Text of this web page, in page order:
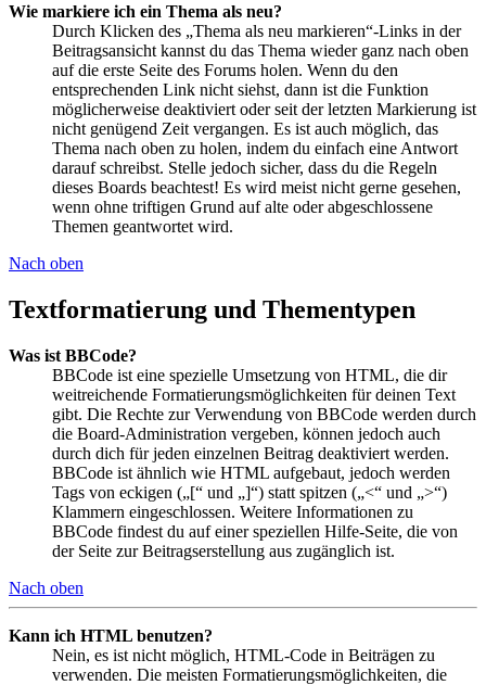
Wie markiere ich ein Thema als neu?
Durch Klicken des „Thema als neu markieren“-Links in der
Beitragsansicht kannst du das Thema wieder ganz nach oben
auf die erste Seite des Forums holen. Wenn du den
entsprechenden Link nicht siehst, dann ist die Funktion
möglicherweise deaktiviert oder seit der letzten Markierung ist
nicht genügend Zeit vergangen. Es ist auch möglich, das
Thema nach oben zu holen, indem du einfach eine Antwort
darauf schreibst. Stelle jedoch sicher, dass du die Regeln
dieses Boards beachtest! Es wird meist nicht gerne gesehen,
wenn ohne triftigen Grund auf alte oder abgeschlossene
Themen geantwortet wird.
Nach oben
Textformatierung und Thementypen
Was ist BBCode?
BBCode ist eine spezielle Umsetzung von HTML, die dir
weitreichende Formatierungsmöglichkeiten für deinen Text
gibt. Die Rechte zur Verwendung von BBCode werden durch
die Board-Administration vergeben, können jedoch auch
durch dich für jeden einzelnen Beitrag deaktiviert werden.
BBCode ist ähnlich wie HTML aufgebaut, jedoch werden
Tags von eckigen („[“ und „]“) statt spitzen („<“ und „>“)
Klammern eingeschlossen. Weitere Informationen zu
BBCode findest du auf einer speziellen Hilfe-Seite, die von
der Seite zur Beitragserstellung aus zugänglich ist.
Nach oben
Kann ich HTML benutzen?
Nein, es ist nicht möglich, HTML-Code in Beiträgen zu
verwenden. Die meisten Formatierungsmöglichkeiten, die